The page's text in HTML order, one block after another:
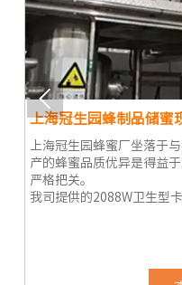
上海冠生园蜂制品储蜜
上海冠生园蜂蜜厂坐落于
产的蜂蜜品质优异是得益
严格把关。
我司提供的2088W卫生型
